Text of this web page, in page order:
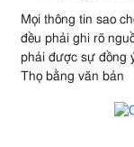
Mọi thông tin sao
đều phải ghi rõ
phải được sự đồng
Thọ bằng văn bản